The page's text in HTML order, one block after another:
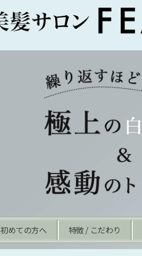
初めての方へ 特徴 / こだわり